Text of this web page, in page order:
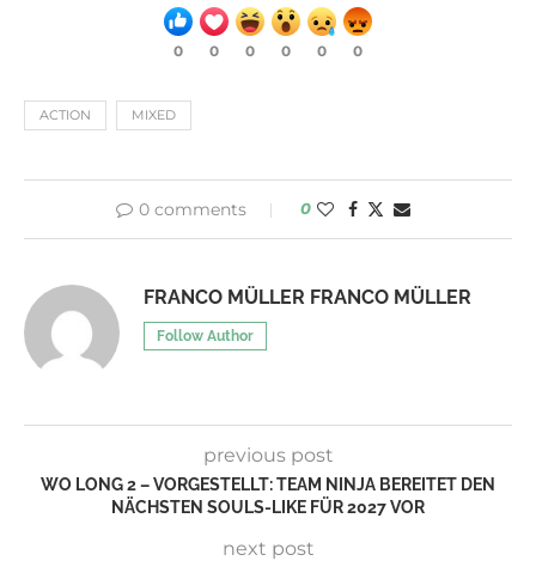
0 0 0 0 0 0
ACTION MIXED
0 comments 0
FRANCO MÜLLER FRANCO MÜLLER
Follow Author
previous post
WO LONG 2 – VORGESTELLT: TEAM NINJA BEREITET DEN
NÄCHSTEN SOULS-LIKE FÜR 2027 VOR
next post